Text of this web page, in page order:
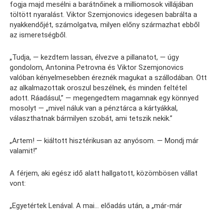
fogja majd mesélni a barátnőinek a milliomosok villájában
töltött nyaralást. Viktor Szemjonovics idegesen babrálta a
nyakkendőjét, számolgatva, milyen előny származhat ebből
az ismeretségből.
„Tudja, — kezdtem lassan, élvezve a pillanatot, — úgy
gondolom, Antonina Petrovna és Viktor Szemjonovics
valóban kényelmesebben éreznék magukat a szállodában. Ott
az alkalmazottak oroszul beszélnek, és minden feltétel
adott. Ráadásul,” — megengedtem magamnak egy könnyed
mosolyt — „mivel náluk van a pénztárca a kártyákkal,
választhatnak bármilyen szobát, ami tetszik nekik.”
„Artem! — kiáltott hisztérikusan az anyósom. — Mondj már
valamit!”
A férjem, aki egész idő alatt hallgatott, közömbösen vállat
vont:
„Egyetértek Lenával. A mai… előadás után, a „már-már